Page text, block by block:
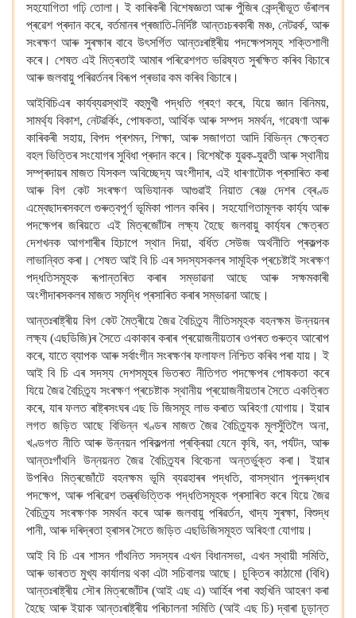
সহযোগিতা গঢ়ি তোলা। ই কাৰিকৰী বিশেষজ্ঞতা আৰু পুঁজিৰ কেন্দ্ৰীভূত ভঁৰালৰ
প্ৰৱেশ প্ৰদান কৰে, বৰ্তমানৰ প্ৰজাতি-নিৰ্দিষ্ট আন্তঃচৰকাৰী মঞ্চ, নেটৱৰ্ক, আৰু
সংৰক্ষণ আৰু সুৰক্ষাৰ বাবে উৎসৰ্গিত আন্তঃৰাষ্ট্ৰীয় পদক্ষেপসমূহ শক্তিশালী
কৰে। শেষত এই মিত্ৰতাই আমাৰ পৰিৱেশগত ভৱিষ্যত সুৰক্ষিত কৰিব বিচাৰে
আৰু জলবায়ু পৰিৱৰ্তনৰ বিৰূপ প্ৰভাৱ কম কৰিব বিচাৰে।
আইবিচিএৰ কাৰ্যব্যৱস্থাই বহুমুখী পদ্ধতি গ্ৰহণ কৰে, যিয়ে জ্ঞান বিনিময়,
সামৰ্থ্য বিকাশ, নেটৱৰ্কিং, পোষকতা, আৰ্থিক আৰু সম্পদ সমৰ্থন, গৱেষণা আৰু
কাৰিকৰী সহায়, বিপদ প্ৰশমন, শিক্ষা, আৰু সজাগতা আদি বিভিন্ন ক্ষেত্ৰত
বহল ভিত্তিৰ সংযোগৰ সুবিধা প্ৰদান কৰে। বিশেষকৈ যুৱক-যুৱতী আৰু স্থানীয়
সম্প্ৰদায়ৰ মাজত যিসকল অবিচ্ছেদ্য অংশীদাৰ, এই ধাৰণাটোক প্ৰসাৰিত কৰা
আৰু বিগ কেট সংৰক্ষণ অভিযানক আগুৱাই নিয়াত ৰেঞ্জ দেশৰ ব্ৰেণ্ড
এম্বেছাদৰসকলে গুৰুত্বপূৰ্ণ ভূমিকা পালন কৰিব। সহযোগিতামূলক কাৰ্য্য আৰু
পদক্ষেপৰ জৰিয়তে এই মিত্ৰজোঁটৰ লক্ষ্য হৈছে জলবায়ু কাৰ্য্যৰ ক্ষেত্ৰত
দেশখনক আগশাৰীৰ হিচাপে স্থান দিয়া, বৰ্ধিত সেউজ অৰ্থনীতি প্ৰকল্পক
লাভান্বিত কৰা। শেষত আই বি চি এৰ সদস্যসকলৰ সামূহিক প্ৰচেষ্টাই সংৰক্ষণ
পদ্ধতিসমূহক ৰূপান্তৰিত কৰাৰ সম্ভাৱনা আছে আৰু সক্ষমকাৰী
অংশীদাৰসকলৰ মাজত সমৃদ্ধি প্ৰসাৰিত কৰাৰ সম্ভাৱনা আছে।
আন্তঃৰাষ্ট্ৰীয় বিগ কেট মৈত্ৰীয়ে জৈৱ বৈচিত্ৰ্য নীতিসমূহক বহনক্ষম উন্নয়নৰ
লক্ষ্য (এছডিজি)ৰ সৈতে একাকাৰ কৰাৰ প্ৰয়োজনীয়তাৰ ওপৰত গুৰুত্ব আৰোপ
কৰে, যাতে ব্যাপক আৰু সৰ্বাংগীন সংৰক্ষণৰ ফলাফল নিশ্চিত কৰিব পৰা যায়। ই
আই বি চি এৰ সদস্য দেশসমূহৰ ভিতৰত নীতিগত পদক্ষেপৰ পোষকতা কৰে
যিয়ে জৈৱ বৈচিত্ৰ্য সংৰক্ষণ প্ৰচেষ্টাক স্থানীয় প্ৰয়োজনীয়তাৰ সৈতে একত্ৰিত
কৰে, যাৰ ফলত ৰাষ্ট্ৰসংঘৰ এছ ডি জিসমূহ লাভ কৰাত অৰিহণা যোগায়। ইয়াৰ
লগত জড়িত আছে বিভিন্ন খণ্ডৰ মাজত জৈৱ বৈচিত্ৰ্যক মূলসুঁতিলৈ অনা,
খণ্ডগত নীতি আৰু উন্নয়ন পৰিকল্পনা প্ৰক্ৰিয়া যেনে কৃষি, বন, পৰ্যটন, আৰু
আন্তঃগাঁথনি উন্নয়নত জৈৱ বৈচিত্ৰ্যৰ বিবেচনা অন্তৰ্ভুক্ত কৰা।
ইয়াৰ
উপৰিও মিত্ৰজোঁটে বহনক্ষম ভূমি ব্যৱহাৰৰ পদ্ধতি, বাসস্থান পুনৰুদ্ধাৰ
পদক্ষেপ, আৰু পৰিৱেশ তন্ত্ৰভিত্তিক পদ্ধতিসমূহক প্ৰসাৰিত কৰে যিয়ে জৈৱ
বৈচিত্ৰ্য সংৰক্ষণক সমৰ্থন কৰে আৰু জলবায়ু পৰিৱৰ্তন, খাদ্য সুৰক্ষা, বিশুদ্ধ
পানী, আৰু দৰিদ্ৰতা হ্ৰাসৰ সৈতে জড়িত এছডিজিসমূহত অৰিহণা যোগায়।
আই বি চি এৰ শাসন গাঁথনিত সদস্যৰ এখন বিধানসভা, এখন স্থায়ী সমিতি,
আৰু ভাৰতত মুখ্য কাৰ্যালয় থকা এটা সচিবালয় আছে। চুক্তিৰ কাঠামো (বিধি)
আন্তঃৰাষ্ট্ৰীয় সৌৰ মিত্ৰজোঁটৰ (আই এছ এ) আৰ্হিৰ পৰা বহুখিনি আহৰণ কৰা
হৈছে আৰু ইয়াক আন্তঃৰাষ্ট্ৰীয় পৰিচালনা সমিতি (আই এছ চি) দ্বাৰা চূড়ান্ত